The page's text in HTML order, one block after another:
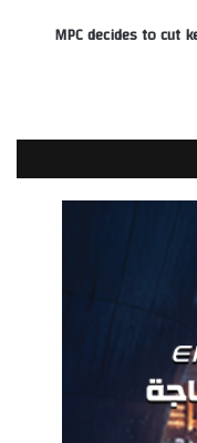
MPC decides to cut